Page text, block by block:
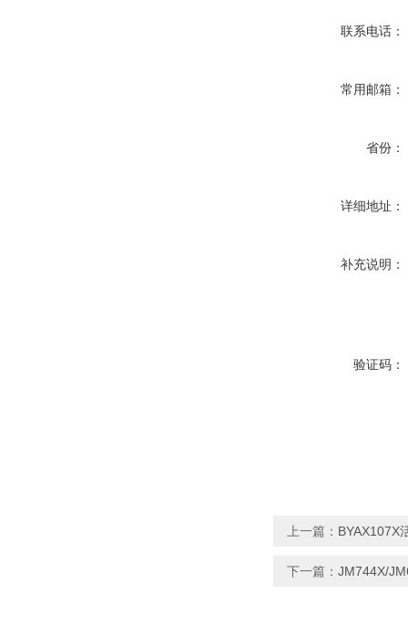
联系电话：
常用邮箱：
省份：
详细地址：
补充说明：
验证码：
上一篇： BYAX107X
下一篇： JM744X/